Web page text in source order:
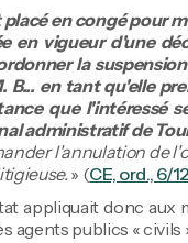
en congé pour
en vigueur d'une
la
B... en tant qu'elle
que l'intéressé
administratif de
l'annulation de
» (CE, ord., 6/
appliquait donc
agents publics « civils